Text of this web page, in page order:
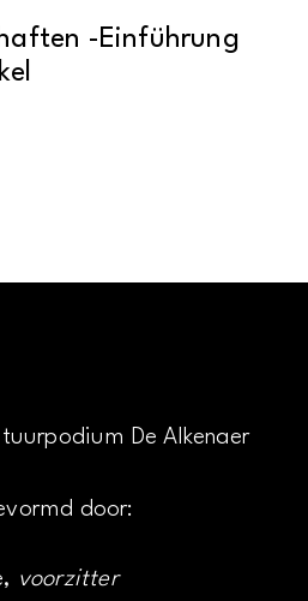
-Einführung
De Alkenaer
door:
voorzitter